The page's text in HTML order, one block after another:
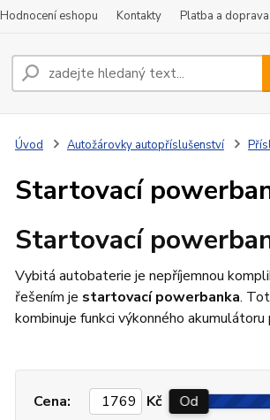
Hodnocení eshopu Kontakty Platba a doprava
Úvod Autožárovky autopříslušenství
Startovací
Startovací
Vybitá autobaterie je nepříjemnou
řešením je startovací powerbanka.
kombinuje funkci výkonného
Cena: Kč Od